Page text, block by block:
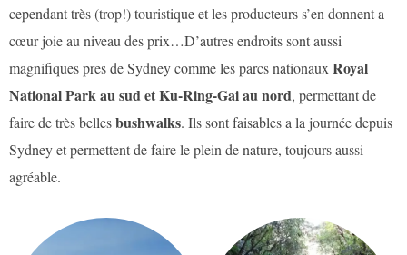
cependant très (trop!) touristique et les producteurs s’en donnent a
cœur joie au niveau des prix…D’autres endroits sont aussi
magnifiques pres de Sydney comme les parcs nationaux Royal
National Park au sud et Ku-Ring-Gai au nord, permettant de
faire de très bellesbushwalks. Ils sont faisables a la journée depuis
Sydney et permettent de faire le plein de nature, toujours aussi
agréable.